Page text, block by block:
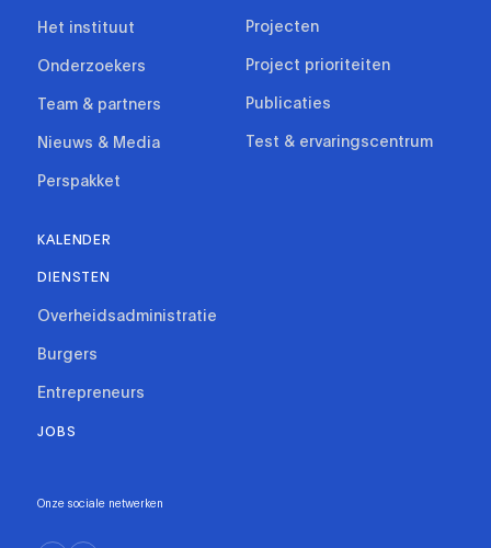
Het instituut
Onderzoekers
Team & partners
Nieuws & Media
Perspakket
Projecten
Project prioriteiten
Publicaties
Test & ervaringscentrum
KALENDER
DIENSTEN
Overheidsadministratie
Burgers
Entrepreneurs
JOBS
Onze sociale netwerken